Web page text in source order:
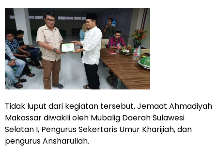
Tidak luput dari kegiatan tersebut, Jemaat Ahmadiyah
Makassar diwakili oleh Mubalig Daerah Sulawesi
Selatan I, Pengurus Sekertaris Umur Kharijiah, dan
pengurus Ansharullah.